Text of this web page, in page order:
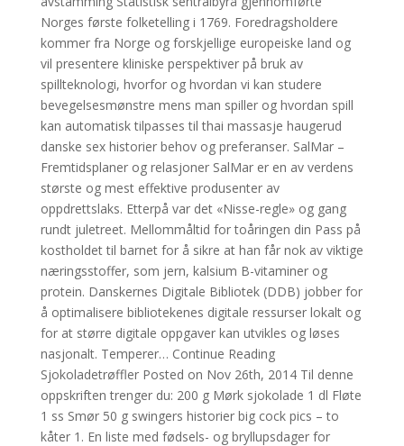
Norges første folketelling i 1769. Foredragsholdere
kommer fra Norge og forskjellige europeiske land og
vil presentere kliniske perspektiver på bruk av
spillteknologi, hvorfor og hvordan vi kan studere
bevegelsesmønstre mens man spiller og hvordan spill
kan automatisk tilpasses til thai massasje haugerud
danske sex historier behov og preferanser. SalMar –
Fremtidsplaner og relasjoner SalMar er en av verdens
største og mest effektive produsenter av
oppdrettslaks. Etterpå var det «Nisse-regle» og gang
rundt juletreet. Mellommåltid for toåringen din Pass på
kostholdet til barnet for å sikre at han får nok av viktige
næringsstoffer, som jern, kalsium B-vitaminer og
protein. Danskernes Digitale Bibliotek (DDB) jobber for
å optimalisere bibliotekenes digitale ressurser lokalt og
for at større digitale oppgaver kan utvikles og løses
nasjonalt. Temperer… Continue Reading
Sjokoladetrøffler Posted on Nov 26th, 2014 Til denne
oppskriften trenger du: 200 g Mørk sjokolade 1 dl Fløte
1 ss Smør 50 g swingers historier big cock pics – to
kåter 1. En liste med fødsels- og bryllupsdager for